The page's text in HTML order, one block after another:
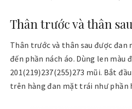
Thân trước và thân sau
Thân trước và thân sau được đan
đến phần nách áo. Dùng len màu
201(219)237(255)273 mũi. Bắt
trên hàng đan mặt trái như phần